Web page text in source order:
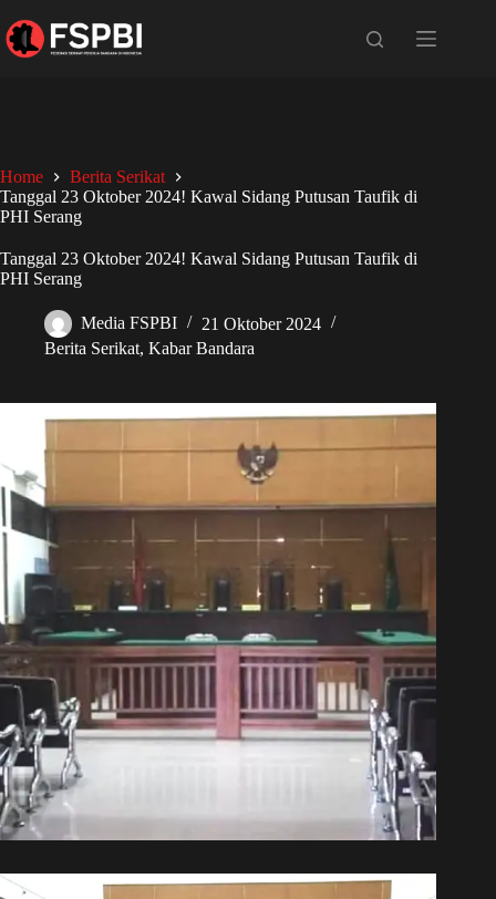
Home
Berita Serikat
Tanggal 23 Oktober 2024! Kawal Sidang Putusan Taufik di
PHI Serang
Tanggal 23 Oktober 2024! Kawal Sidang Putusan Taufik di
PHI Serang
Media FSPBI
21 Oktober 2024
Berita Serikat, Kabar Bandara